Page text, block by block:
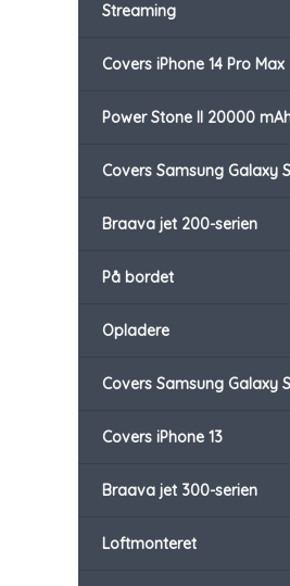
Streaming
Covers iPhone 14 Pro Max
Power Stone II 20000
Covers Samsung Galaxy
Braava jet 200-serien
På bordet
Opladere
Covers Samsung Galaxy
Covers iPhone 13
Braava jet 300-serien
Loftmonteret